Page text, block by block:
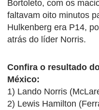
Bortoleto, com os
faltavam oito minutos
Hulkenberg era P14,
atrás do líder Norris.
Confira o resultado
México:
1) Lando Norris
2) Lewis Hamilton